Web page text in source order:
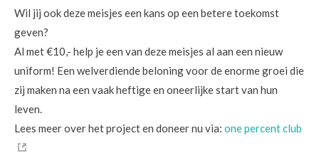
Wil jij ook deze meisjes een kans op een betere toekomst
geven?
Al met €10,- help je een van deze meisjes al aan een nieuw
uniform! Een welverdiende beloning voor de enorme groei die
zij maken na een vaak heftige en oneerlijke start van hun
leven.
Lees meer over het project en doneer nu via: one percent club